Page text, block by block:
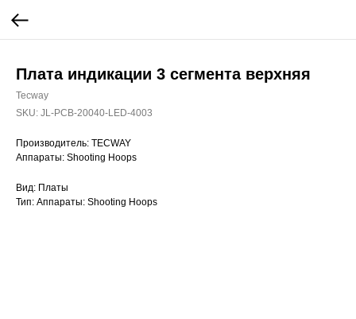
Плата индикации 3 сегмента верхняя
Tecway
SKU: JL-PCB-20040-LED-4003
Производитель: TECWAY
Аппараты: Shooting Hoops
Вид: Платы
Тип: Аппараты: Shooting Hoops